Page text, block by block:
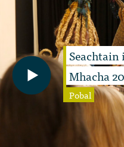
Seachtain
Mhacha
Pobal